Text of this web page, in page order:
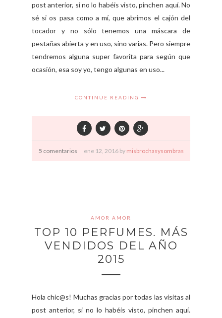
post anterior, si no lo habéis visto, pinchen aquí. No
sé si os pasa como a mí, que abrimos el cajón del
tocador y no sólo tenemos una máscara de
pestañas abierta y en uso, sino varias. Pero siempre
tendremos alguna super favorita para según que
ocasión, esa soy yo, tengo algunas en uso...
CONTINUE READING
5 comentarios ene 12, 2016 by misbrochasysombras
AMOR AMOR
TOP 10 PERFUMES. MÁS
VENDIDOS DEL AÑO
2015
Hola chic@s! Muchas gracias por todas las visitas al
post anterior, si no lo habéis visto, pinchen aquí.